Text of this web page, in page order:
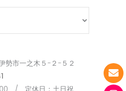
勢市一之木５−２−５２
/ 定休日：土日祝